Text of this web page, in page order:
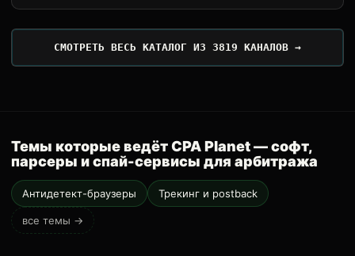
СМОТРЕТЬ ВЕСЬ КАТАЛОГ ИЗ 3819 КАНАЛОВ →
Темы которые ведёт CPA Planet — софт,
парсеры и спай-сервисы для арбитража
Антидетект-браузеры Трекинг и postback
все темы →